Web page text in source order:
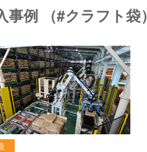
事例 （#クラフト袋）